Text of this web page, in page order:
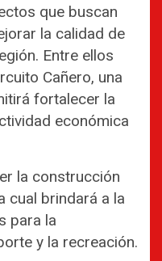
que buscan
la calidad de
Entre ellos
Cañero, una
fortalecer la
económica
la construcción
cual brindará a la
para la
y la recreación.